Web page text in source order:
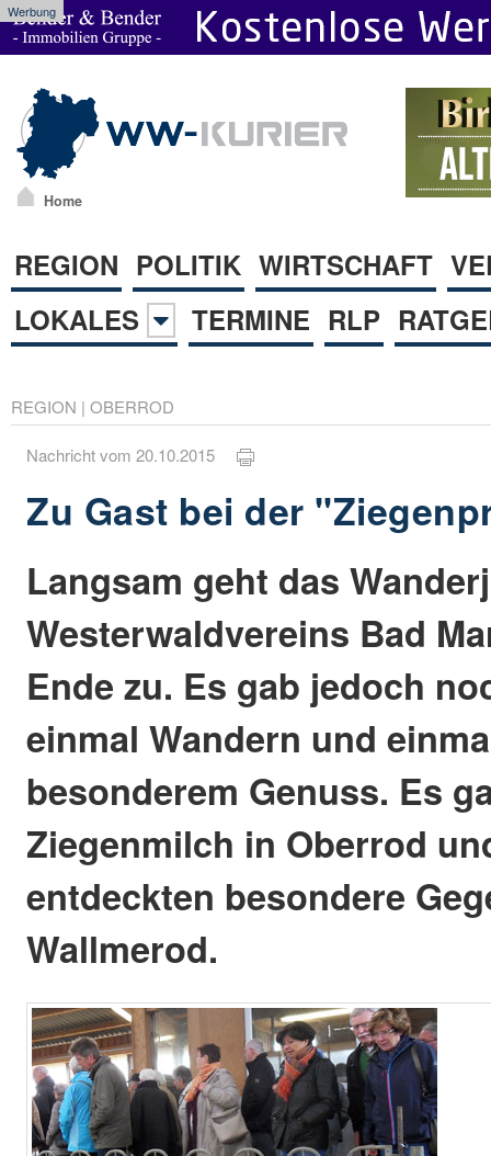
Werbung
Home
REGION POLITIK WIRTSCHAFT
LOKALES
TERMINE RLP
REGION | OBERROD
Nachricht vom 20.10.2015
Zu Gast bei der
Langsam geht das
Westerwaldvereins Bad
Ende zu. Es gab jedoch
einmal Wandern und
besonderem Genuss. Es
Ziegenmilch in Oberrod
entdeckten besondere
Wallmerod.